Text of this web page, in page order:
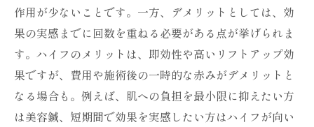
作用が少ないことです。一方、デメリットとしては、効
果の実感までに回数を重ねる必要がある点が挙げられま
す。ハイフのメリットは、即効性や高いリフトアップ効
果ですが、費用や施術後の一時的な赤みがデメリットと
なる場合も。例えば、肌への負担を最小限に抑えたい方
は美容鍼、短期間で効果を実感したい方はハイフが向い